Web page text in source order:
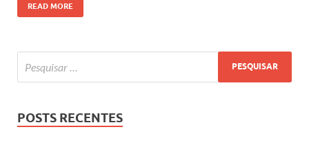
READ MORE
POSTS RECENTES